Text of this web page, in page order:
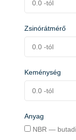
Zsinórátmérő
Keménység
Anyag
NBR —